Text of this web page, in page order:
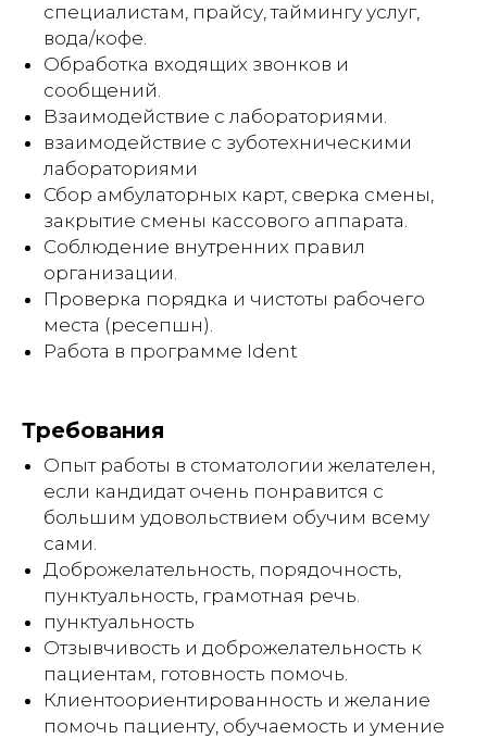
специалистам, прайсу, таймингу услуг,
вода/кофе.
Обработка входящих звонков и
сообщений.
Взаимодействие с лабораториями.
взаимодействие с зуботехническими
лабораториями
Сбор амбулаторных карт, сверка смены,
закрытие смены кассового аппарата.
Соблюдение внутренних правил
организации.
Проверка порядка и чистоты рабочего
места (ресепшн).
Работа в программе Ident
Требования
Опыт работы в стоматологии желателен,
если кандидат очень понравится с
большим удовольствием обучим всему
сами.
Доброжелательность, порядочность,
пунктуальность, грамотная речь.
пунктуальность
Отзывчивость и доброжелательность к
пациентам, готовность помочь.
Клиентоориентированность и желание
помочь пациенту, обучаемость и умение